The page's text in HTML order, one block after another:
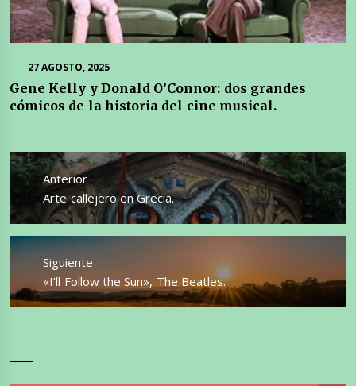
27 AGOSTO, 2025
Gene Kelly y Donald O’Connor: dos grandes
cómicos de la historia del cine musical.
Navegación
de
entradas
Anterior
Entrada
anterior:
Arte callejero en Grecia.
Siguiente
Entrada
siguiente:
«I’ll Follow the Sun», The Beatles.